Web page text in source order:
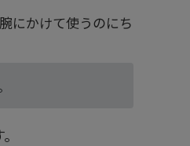
にかけて使うのにち